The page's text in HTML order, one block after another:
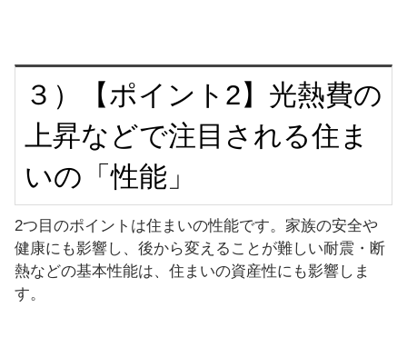
３）【ポイント2】光熱費の
上昇などで注目される住ま
いの「性能」
2つ目のポイントは住まいの性能です。家族の安全や
健康にも影響し、後から変えることが難しい耐震・断
熱などの基本性能は、住まいの資産性にも影響しま
す。